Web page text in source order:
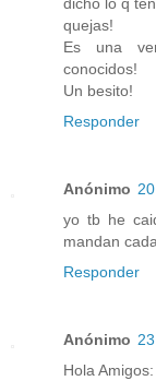
quejas!
Es una
conocidos!
Un besito!
Responder
Anónimo
yo tb he
mandan
Responder
Anónimo
Hola Amigos: